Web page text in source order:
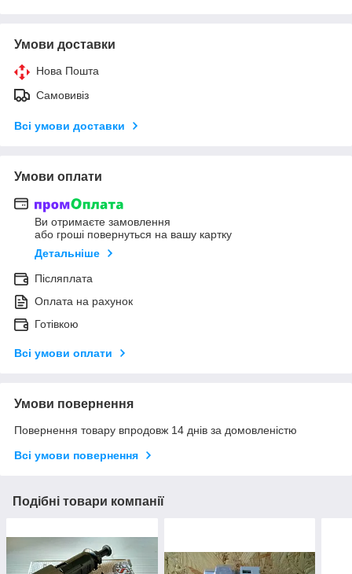
Умови доставки
Нова Пошта
Самовивіз
Всі умови доставки
Умови оплати
Ви отримаєте замовлення
або гроші повернуться на вашу картку
Детальніше
Післяплата
Оплата на рахунок
Готівкою
Всі умови оплати
Умови повернення
Повернення товару впродовж 14 днів за домовленістю
Всі умови повернення
Подібні товари компанії